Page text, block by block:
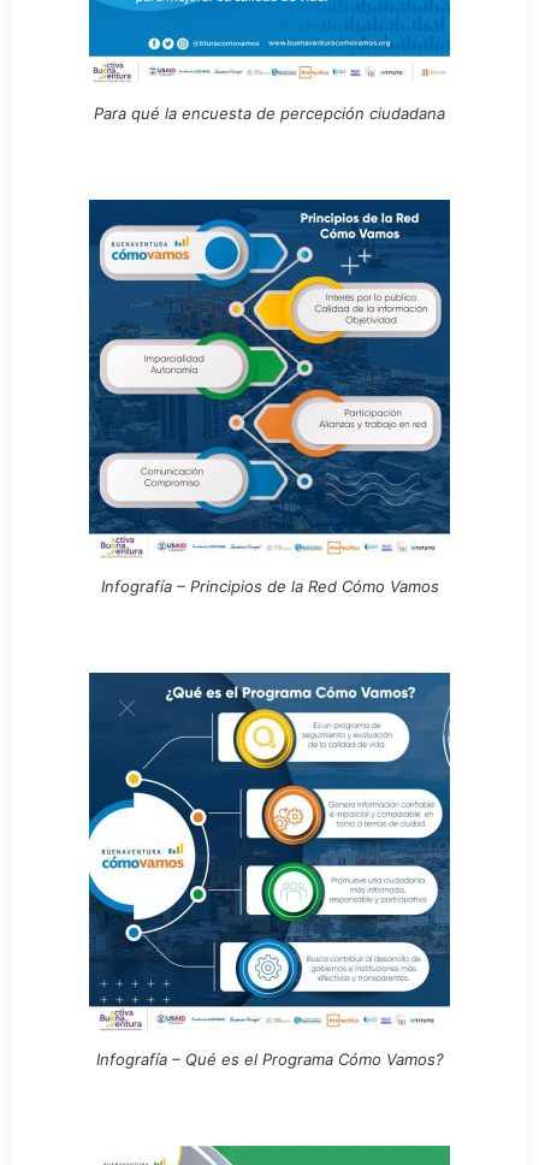
Para qué la encuesta de percepción ciudadana
Infografía – Principios de la Red Cómo Vamos
Infografía – Qué es el Programa Cómo Vamos?